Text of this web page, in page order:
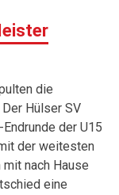
die
Hülser SV
der U15
der weitesten
nach Hause
eine